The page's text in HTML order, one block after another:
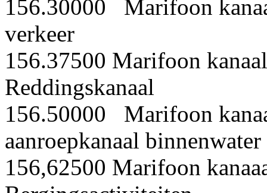
156.30000 Marifoon
verkeer
156.37500 Marifoon
Reddingskanaal
156.50000 Marifoon
aanroepkanaal binnenwater
156,62500 Marifoon